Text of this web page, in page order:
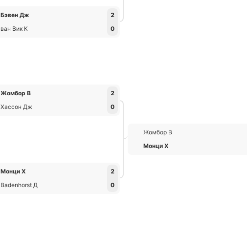
Бэвен Дж
2
ван Вик К
0
Жомбор В
2
Хассон Дж
0
Монци Х
2
Badenhorst Д
0
Жомбор В
Монци Х